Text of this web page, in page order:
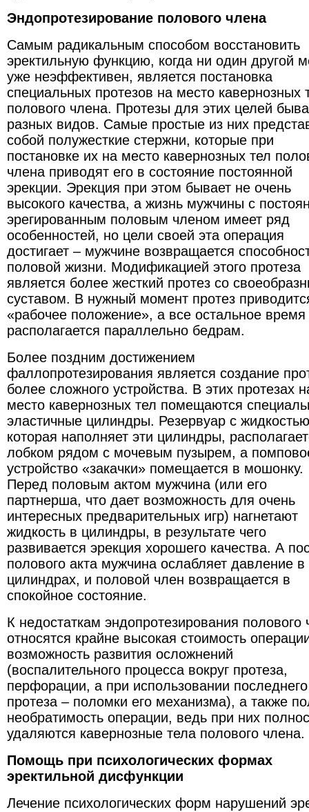
Эндопротезирование полового члена
Самым радикальным способом восстановить
эректильную функцию, когда ни один другой
уже неэффективен, является постановка
специальных протезов на место кавернозных
полового члена. Протезы для этих целей
разных видов. Самые простые из них
собой полужесткие стержни, которые при
постановке их на место кавернозных тел
члена приводят его в состояние постоянной
эрекции. Эрекция при этом бывает не очень
высокого качества, а жизнь мужчины с
эрегированным половым членом имеет ряд
особенностей, но цели своей эта операция
достигает – мужчине возвращается
половой жизни. Модификацией этого протеза
является более жесткий протез со
суставом. В нужный момент протез
«рабочее положение», а все остальное время
располагается параллельно бедрам.
Более поздним достижением
фаллопротезирования является создание
более сложного устройства. В этих протезах
место кавернозных тел помещаются
эластичные цилиндры. Резервуар с
которая наполняет эти цилиндры,
лобком рядом с мочевым пузырем, а
устройство «закачки» помещается в мошонку.
Перед половым актом мужчина (или его
партнерша, что дает возможность для очень
интересных предварительных игр) нагнетают
жидкость в цилиндры, в результате чего
развивается эрекция хорошего качества. А
полового акта мужчина ослабляет давление в
цилиндрах, и половой член возвращается в
спокойное состояние.
К недостаткам эндопротезирования полового
относятся крайне высокая стоимость
возможность развития осложнений
(воспалительного процесса вокруг протеза,
перфорации, а при использовании
протеза – поломки его механизма), а также
необратимость операции, ведь при них
удаляются кавернозные тела полового члена.
Помощь при психологических формах
эректильной дисфункции
Лечение психологических форм нарушений